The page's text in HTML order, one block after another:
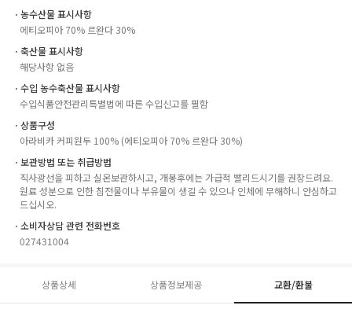
ㆍ농수산물 표시사항
에티오피아 70% 르완다 30%
ㆍ축산물 표시사항
해당사항 없음
ㆍ수입 농수축산물 표시사항
수입식품안전관리특별법에 따른 수입신고를 필함
ㆍ상품구성
아라비카 커피원두 100% (에티오피아 70% 르완다 30%)
ㆍ보관방법 또는 취급방법
직사광선을 피하고 실온보관하시고, 개봉후에는 가급적 빨리드시기를 권장드려요.
원료 성분으로 인한 침전물이나 부유물이 생길 수 있으나 인체에 무해하니 안심하고
드십시오.
ㆍ소비자상담 관련 전화번호
027431004
상품상세 상품정보제공 교환/환불